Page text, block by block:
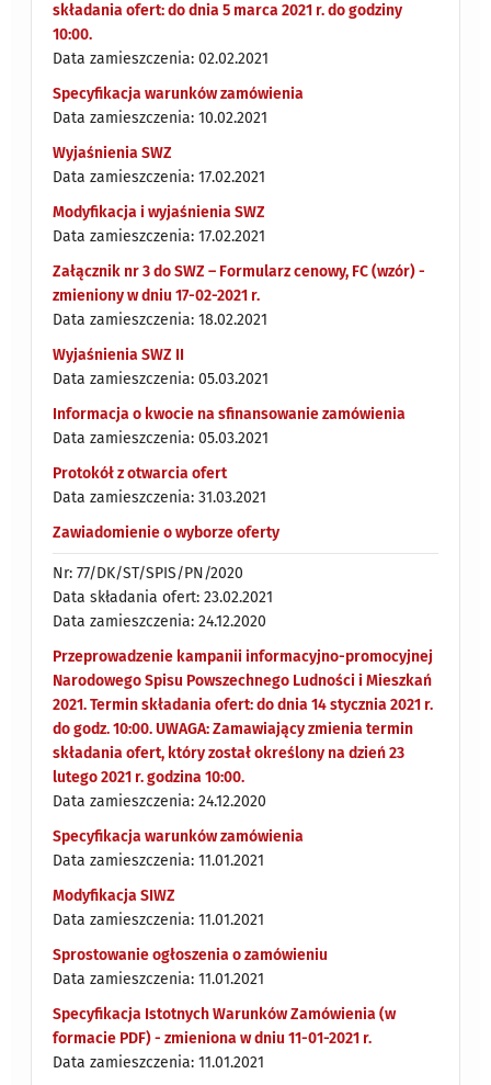
składania ofert: do dnia 5 marca 2021 r. do godziny
10:00.
Data zamieszczenia: 02.02.2021
Specyfikacja warunków zamówienia
Data zamieszczenia: 10.02.2021
Wyjaśnienia SWZ
Data zamieszczenia: 17.02.2021
Modyfikacja i wyjaśnienia SWZ
Data zamieszczenia: 17.02.2021
Załącznik nr 3 do SWZ – Formularz cenowy, FC (wzór) -
zmieniony w dniu 17-02-2021 r.
Data zamieszczenia: 18.02.2021
Wyjaśnienia SWZ II
Data zamieszczenia: 05.03.2021
Informacja o kwocie na sfinansowanie zamówienia
Data zamieszczenia: 05.03.2021
Protokół z otwarcia ofert
Data zamieszczenia: 31.03.2021
Zawiadomienie o wyborze oferty
Nr: 77/DK/ST/SPIS/PN/2020
Data składania ofert: 23.02.2021
Data zamieszczenia: 24.12.2020
Przeprowadzenie kampanii informacyjno-promocyjnej
Narodowego Spisu Powszechnego Ludności i Mieszkań
2021. Termin składania ofert: do dnia 14 stycznia 2021 r.
do godz. 10:00. UWAGA: Zamawiający zmienia termin
składania ofert, który został określony na dzień 23
lutego 2021 r. godzina 10:00.
Data zamieszczenia: 24.12.2020
Specyfikacja warunków zamówienia
Data zamieszczenia: 11.01.2021
Modyfikacja SIWZ
Data zamieszczenia: 11.01.2021
Sprostowanie ogłoszenia o zamówieniu
Data zamieszczenia: 11.01.2021
Specyfikacja Istotnych Warunków Zamówienia (w
formacie PDF) - zmieniona w dniu 11-01-2021 r.
Data zamieszczenia: 11.01.2021